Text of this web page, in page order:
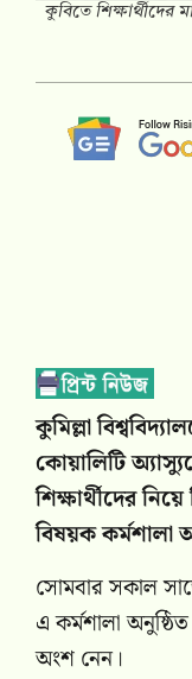
কুবিতে শিক্ষার্থীদের
কুমিল্লা
কোয়ালিটি
শিক্ষার্থীদের
বিষয়ক কর্মশালা
সোমবার সকাল
এ কর্মশালা
অংশ নেন।